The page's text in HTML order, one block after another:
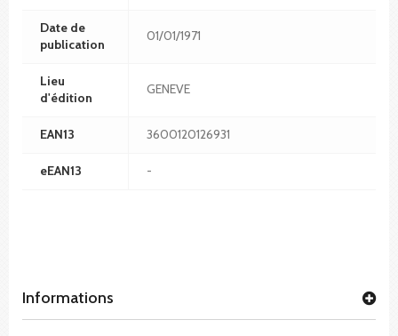
Date de
publication
01/01/1971
Lieu
d'édition
GENEVE
EAN13 3600120126931
eEAN13 -
Informations